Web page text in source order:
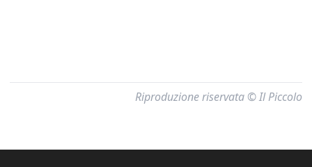
Riproduzione riservata © Il Piccolo